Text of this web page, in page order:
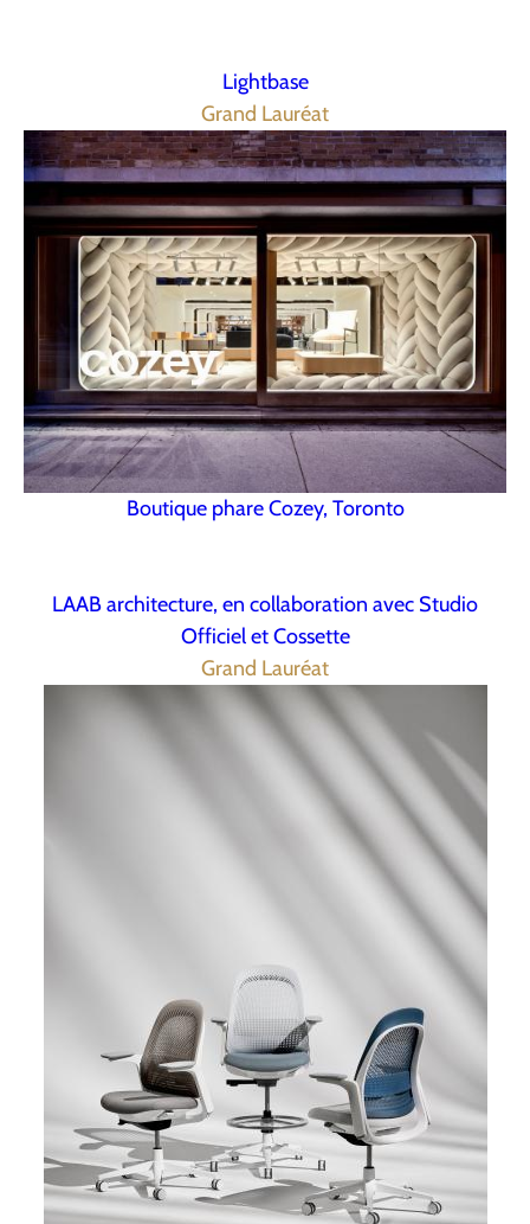
Lightbase
Grand Lauréat
Boutique phare Cozey, Toronto
LAAB architecture, en collaboration avec Studio
Officiel et Cossette
Grand Lauréat